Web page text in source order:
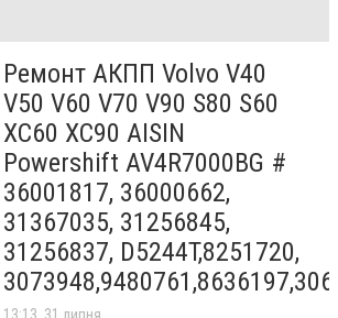
Ремонт АКПП Volvo V40
V50 V60 V70 V90 S80 S60
XC60 XC90 AISIN
Powershift AV4R7000BG #
36001817, 36000662,
31367035, 31256845,
31256837, D5244T,8251720,
13:13, 31 липня